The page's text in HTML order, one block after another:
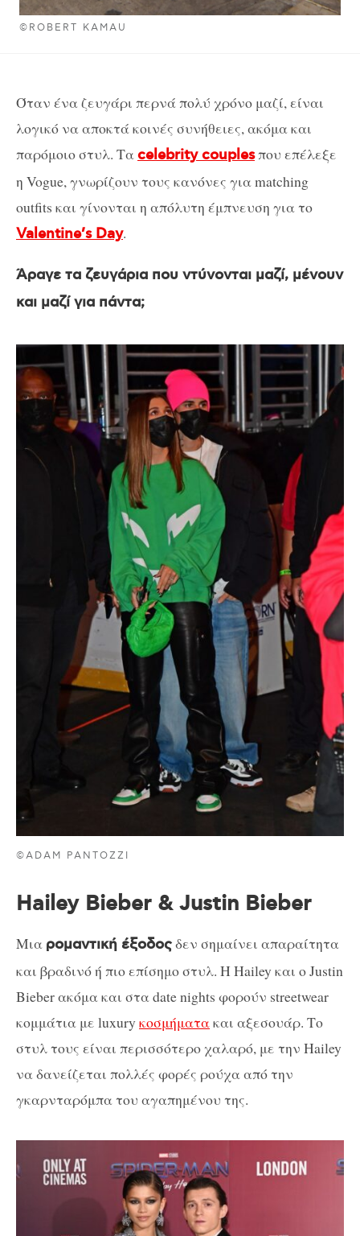
©ROBERT KAMAU
Όταν ένα ζευγάρι περνά πολύ χρόνο μαζί, είναι
λογικό να αποκτά κοινές συνήθειες, ακόμα και
παρόμοιο στυλ. Ταcelebrity couplesπου επέλεξε
η Vogue, γνωρίζουν τους κανόνες για matching
outfits και γίνονται η απόλυτη έμπνευση για το
Valentine’s Day.
Άραγε τα ζευγάρια που ντύνονται μαζί, μένουν
και μαζί για πάντα;
©ADAM PANTOZZI
Hailey Bieber & Justin Bieber
Μια ρομαντική έξοδοςδεν σημαίνει απαραίτητα
και βραδινό ή πιο επίσημο στυλ. Η Hailey και ο Justin
Bieber ακόμα και στα date nights φορούν streetwear
κομμάτια με luxury κοσμήματακαι αξεσουάρ. Το
στυλ τους είναι περισσότερο χαλαρό, με την Hailey
να δανείζεται πολλές φορές ρούχα από την
γκαρνταρόμπα του αγαπημένου της.